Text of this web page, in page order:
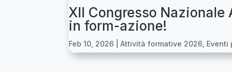
XII Congresso Nazionale
in form-azione!
Feb 10, 2026 |Attività formative 2026, Eventi